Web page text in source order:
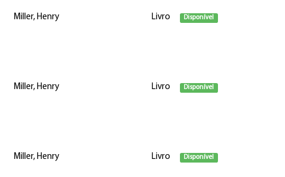
Miller, Henry Livro Disponível
Miller, Henry Livro Disponível
Miller, Henry Livro Disponível